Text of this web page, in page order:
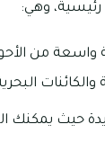
وهي:
من
حيث